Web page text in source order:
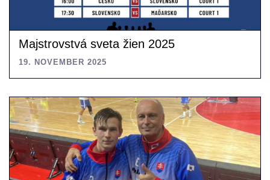
Majstrovstvá sveta žien 2025
19. NOVEMBER 2025